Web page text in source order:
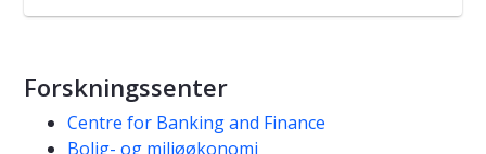
Forskningssenter
Centre for Banking and Finance
Bolig- og miljøøkonomi